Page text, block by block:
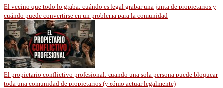
El vecino que todo lo graba: cuándo es legal grabar una junta de propietarios y
cuándo puede convertirse en un problema para la comunidad
El propietario conflictivo profesional: cuando una sola persona puede bloquear
toda una comunidad de propietarios (y cómo actuar legalmente)